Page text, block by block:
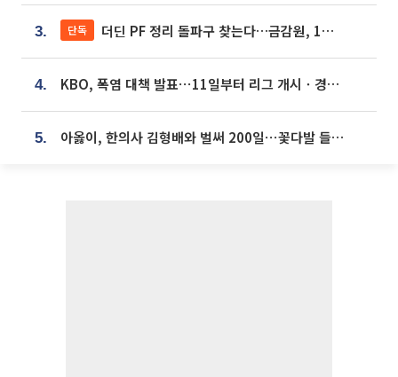
3. 단독 더딘 PF 정리 돌파구 찾는다…금감원, 1년 반 만에 매각설명회 재개
4. KBO, 폭염 대책 발표⋯11일부터 리그 개시ㆍ경기 오후 7시 시작
5. 아옳이, 한의사 김형배와 벌써 200일⋯꽃다발 들고 "프러포즈 아냐"